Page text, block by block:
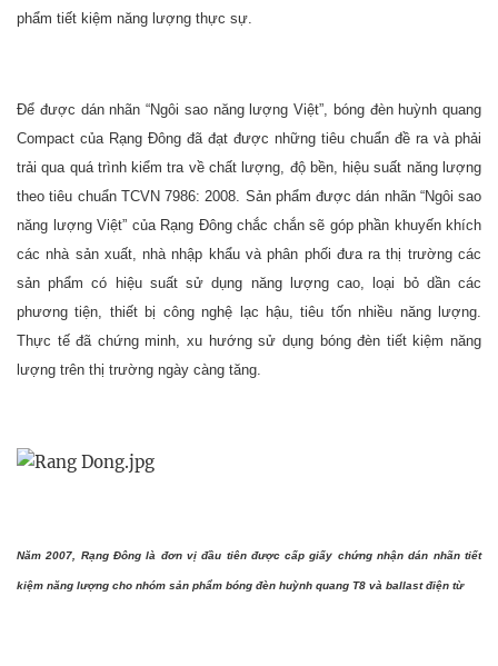
phẩm tiết kiệm năng lượng thực sự.
Để được dán nhãn “Ngôi sao năng lượng Việt”, bóng đèn huỳnh quang
Compact của Rạng Đông đã đạt được những tiêu chuẩn đề ra và phải
trải qua quá trình kiểm tra về chất lượng, độ bền, hiệu suất năng lượng
theo tiêu chuẩn TCVN 7986: 2008. Sản phẩm được dán nhãn “Ngôi sao
năng lượng Việt” của Rạng Đông chắc chắn sẽ góp phần khuyến khích
các nhà sản xuất, nhà nhập khẩu và phân phối đưa ra thị trường các
sản phẩm có hiệu suất sử dụng năng lượng cao, loại bỏ dần các
phương tiện, thiết bị công nghệ lạc hậu, tiêu tốn nhiều năng lượng.
Thực tế đã chứng minh, xu hướng sử dụng bóng đèn tiết kiệm năng
lượng trên thị trường ngày càng tăng.
Năm 2007, Rạng Đông là đơn vị đầu tiên được cấp giấy chứng nhận dán nhãn tiết
kiệm năng lượng cho nhóm sản phẩm bóng đèn huỳnh quang T8 và ballast điện từ